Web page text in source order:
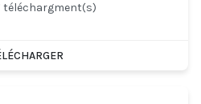
téléchargment(s)